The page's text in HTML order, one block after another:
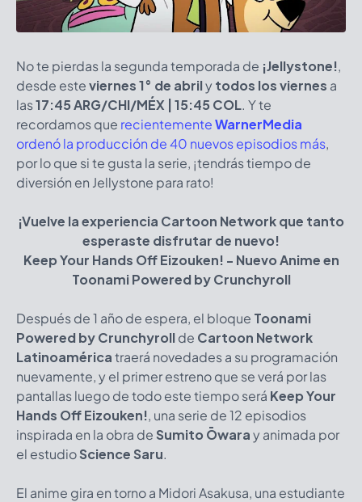
No te pierdas la segunda temporada de ¡Jellystone!,
desde esteviernes 1° de abrilytodos los viernes a
las17:45 ARG/CHI/MÉX | 15:45 COL. Y te
recordamos que recientementeWarnerMedia
ordenó la producción de 40 nuevos episodios más,
por lo que si te gusta la serie, ¡tendrás tiempo de
diversión en Jellystone para rato!
¡Vuelve la experiencia Cartoon Network que tanto
esperaste disfrutar de nuevo!
Keep Your Hands Off Eizouken! - Nuevo Anime en
Toonami Powered by Crunchyroll
Después de 1 año de espera, el bloque Toonami
Powered by Crunchyrollde Cartoon Network
Latinoaméricatraerá novedades a su programación
nuevamente, y el primer estreno que se verá por las
pantallas luego de todo este tiempo será Keep Your
Hands Off Eizouken!, una serie de 12 episodios
inspirada en la obra de Sumito Ōwaray animada por
el estudioScience Saru.
El anime gira en torno a Midori Asakusa, una estudiante